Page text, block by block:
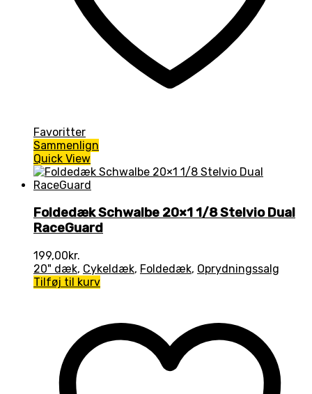
Favoritter
Sammenlign
Quick View
Foldedæk Schwalbe 20×1 1/8 Stelvio Dual
RaceGuard
199,00kr.
20" dæk, Cykeldæk, Foldedæk, Oprydningssalg
Tilføj til kurv